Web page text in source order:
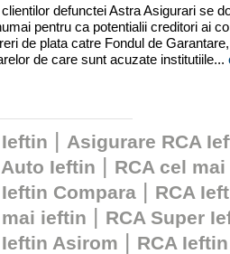
defunctei Astra Asigurari se
pentru ca potentialii creditori ai
de plata catre Fondul de
de care sunt acuzate institutiile...
Ieftin
Asigurare RCA
Auto Ieftin
RCA cel
Ieftin Compara
RCA
mai ieftin
RCA Super
Ieftin Asirom
RCA